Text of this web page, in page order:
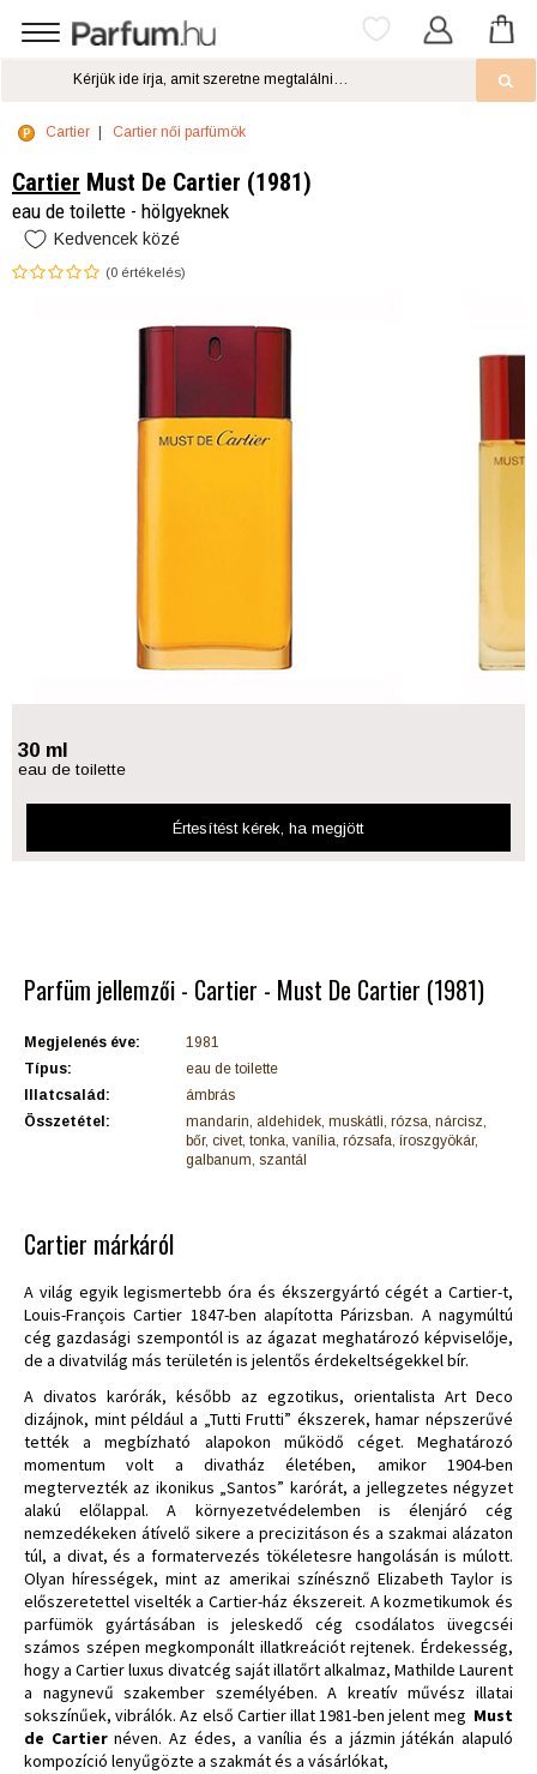
Cartier Cartier női parfümök
Cartier Must De Cartier (1981)
eau de toilette - hölgyeknek
Kedvencek közé
(0 értékelés)
30 ml
eau de toilette
Értesítést kérek, ha megjött
Parfüm jellemzői - Cartier - Must De Cartier (1981)
Megjelenés éve:
1981
Típus:
eau de toilette
Illatcsalád:
ámbrás
Összetétel:
mandarin, aldehidek, muskátli, rózsa, nárcisz,
bőr, civet, tonka, vanília, rózsafa, íroszgyökár,
galbanum, szantál
Cartier márkáról
A világ egyik legismertebb óra és ékszergyártó cégét a Cartier-t,
Louis-François Cartier 1847-ben alapította Párizsban. A nagymúltú
cég gazdasági szempontól is az ágazat meghatározó képviselője,
de a divatvilág más területén is jelentős érdekeltségekkel bír.
A divatos karórák, később az egzotikus, orientalista Art Deco
dizájnok, mint például a „Tutti Frutti” ékszerek, hamar népszerűvé
tették a megbízható alapokon működő céget. Meghatározó
momentum volt a divatház életében, amikor 1904-ben
megtervezték az ikonikus „Santos” karórát, a jellegzetes négyzet
alakú előlappal. A környezetvédelemben is élenjáró cég
nemzedékeken átívelő sikere a precizitáson és a szakmai alázaton
túl, a divat, és a formatervezés tökéletesre hangolásán is múlott.
Olyan hírességek, mint az amerikai színésznő Elizabeth Taylor is
előszeretettel viselték a Cartier-ház ékszereit. A kozmetikumok és
parfümök gyártásában is jeleskedő cég csodálatos üvegcséi
számos szépen megkomponált illatkreációt rejtenek. Érdekesség,
hogy a Cartier luxus divatcég saját illatőrt alkalmaz, Mathilde Laurent
a nagynevű szakember személyében. A kreatív művész illatai
sokszínűek, vibrálók. Az első Cartier illat 1981-ben jelent meg Must
de Cartiernéven. Az édes, a vanília és a jázmin játékán alapuló
kompozíció lenyűgözte a szakmát és a vásárlókat,